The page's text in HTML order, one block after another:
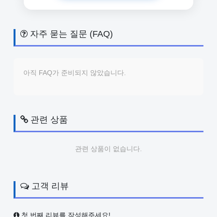
자주 묻는 질문 (FAQ)
아직 FAQ가 준비되지 않았습니다.
관련 상품
관련 상품이 없습니다.
고객 리뷰
첫 번째 리뷰를 작성해주세요!